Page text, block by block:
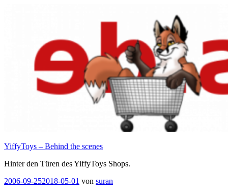
YiffyToys – Behind the scenes
Hinter den Türen des YiffyToys Shops.
Veröffentlicht
2006-09-252018-05-01 von suran